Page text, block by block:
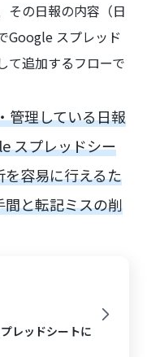
その日報の内容（日
Google スプレッド
て追加するフローで
管理している日報
スプレッドシー
容易に行えるた
と転記ミスの削
レッドシートに